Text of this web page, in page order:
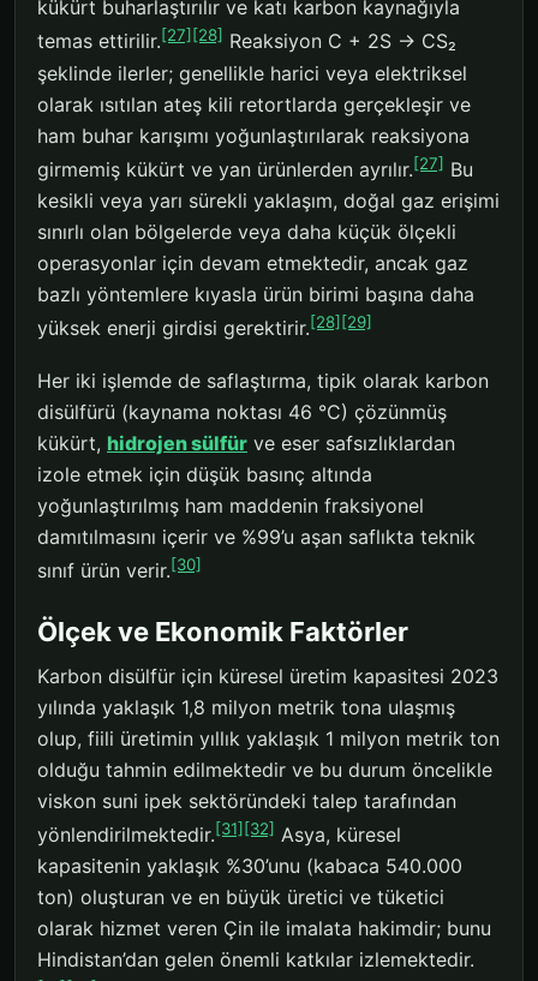
kükürt buharlaştırılır ve katı karbon kaynağıyla
temas ettirilir.[27] [28] Reaksiyon C + 2S → CS₂
şeklinde ilerler; genellikle harici veya elektriksel
olarak ısıtılan ateş kili retortlarda gerçekleşir ve
ham buhar karışımı yoğunlaştırılarak reaksiyona
girmemiş kükürt ve yan ürünlerden ayrılır.[27] Bu
kesikli veya yarı sürekli yaklaşım, doğal gaz erişimi
sınırlı olan bölgelerde veya daha küçük ölçekli
operasyonlar için devam etmektedir, ancak gaz
bazlı yöntemlere kıyasla ürün birimi başına daha
yüksek enerji girdisi gerektirir.[28] [29]
Her iki işlemde de saflaştırma, tipik olarak karbon
disülfürü (kaynama noktası 46 °C) çözünmüş
kükürt, hidrojen sülfür ve eser safsızlıklardan
izole etmek için düşük basınç altında
yoğunlaştırılmış ham maddenin fraksiyonel
damıtılmasını içerir ve %99’u aşan saflıkta teknik
sınıf ürün verir.[30]
Ölçek ve Ekonomik Faktörler
Karbon disülfür için küresel üretim kapasitesi 2023
yılında yaklaşık 1,8 milyon metrik tona ulaşmış
olup, fiili üretimin yıllık yaklaşık 1 milyon metrik ton
olduğu tahmin edilmektedir ve bu durum öncelikle
viskon suni ipek sektöründeki talep tarafından
yönlendirilmektedir.[31][32] Asya, küresel
kapasitenin yaklaşık %30’unu (kabaca 540.000
ton) oluşturan ve en büyük üretici ve tüketici
olarak hizmet veren Çin ile imalata hakimdir; bunu
Hindistan’dan gelen önemli katkılar izlemektedir.